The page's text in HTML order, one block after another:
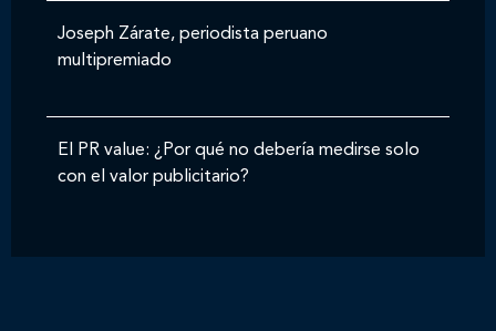
Joseph Zárate, periodista peruano
multipremiado
El PR value: ¿Por qué no debería medirse solo
con el valor publicitario?